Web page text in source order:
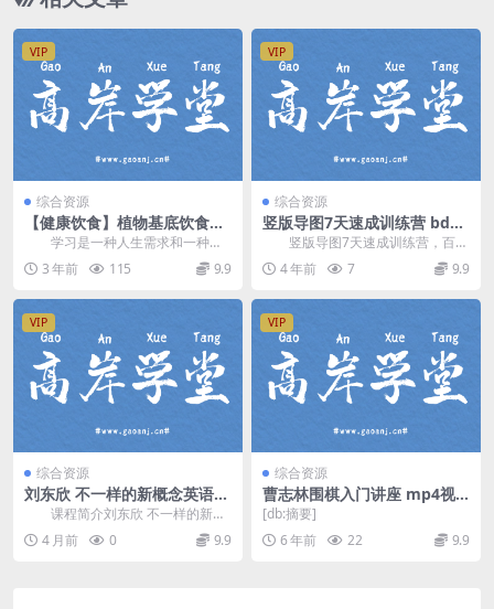
VIP
综合资源
【健康饮食】植物基底饮食
法：吃到饱、健康瘦，人人都
能掌握的健康饮食课
学习是一种人生需求和一种态
度。只有不断学习，及时“充电”，才
能做到“百毒不侵...
3 年前 115 9.9
VIP
综合资源
竖版导图7天速成训练营 bdw
竖版导图7天速成训练营，百度
网盘分享540M高清视频。 资源
目录 竖版导...
4 年前 7 9.9
VIP
综合资源
刘东欣 不一样的新概念英语2
册视频讲解(含讲义+音频) 百
度网盘分享
课程简介刘东欣 不一样的新概
念英语2册视频讲解(含讲义+音
频)，用脱口秀的方...
4 月前 0 9.9
VIP
综合资源
曹志林围棋入门讲座 mp4视
频 百度网盘
[db:摘要]
6 年前
22 9.9